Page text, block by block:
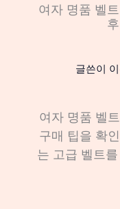
여자 명품 벨
글쓴이
여자 명품 벨
구매 팁을 확
는 고급 벨트